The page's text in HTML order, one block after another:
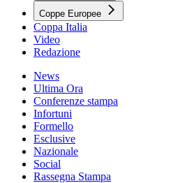
Coppe Europee
Coppa Italia
Video
Redazione
News
Ultima Ora
Conferenze stampa
Infortuni
Formello
Esclusive
Nazionale
Social
Rassegna Stampa